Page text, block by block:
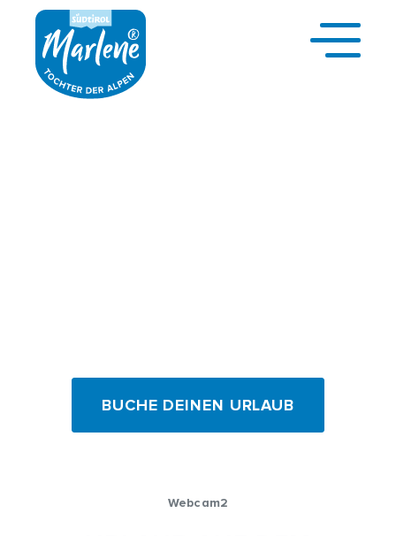
BUCHE DEINEN URLAUB
Webcam2